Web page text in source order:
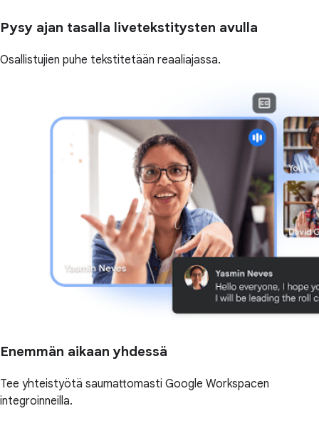
Pysy ajan tasalla livetekstitysten avulla
Osallistujien puhe tekstitetään reaaliajassa.
Enemmän aikaan yhdessä
Tee yhteistyötä saumattomasti Google Workspacen
integroinneilla.